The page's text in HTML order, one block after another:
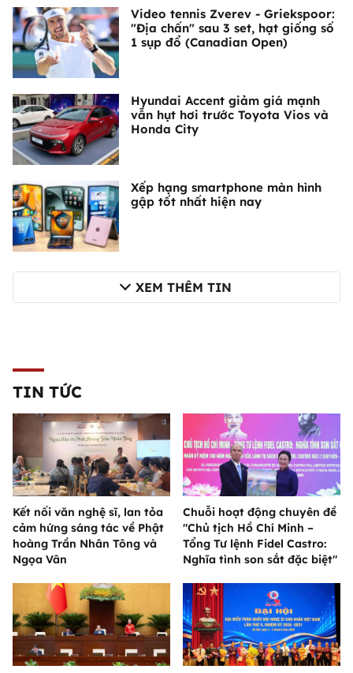
Video tennis Zverev - Griekspoor:
"Địa chấn" sau 3 set, hạt giống số
1 sụp đổ (Canadian Open)
Hyundai Accent giảm giá mạnh
vẫn hụt hơi trước Toyota Vios và
Honda City
Xếp hạng smartphone màn hình
gập tốt nhất hiện nay
XEM THÊM TIN
TIN TỨC
Kết nối văn nghệ sĩ, lan tỏa
cảm hứng sáng tác về Phật
hoàng Trần Nhân Tông và
Ngọa Vân
Chuỗi hoạt động chuyên đề
"Chủ tịch Hồ Chí Minh –
Tổng Tư lệnh Fidel Castro:
Nghĩa tình son sắt đặc biệt"